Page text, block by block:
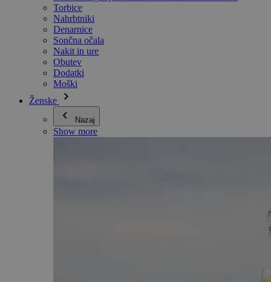
Torbice
Nahrbtniki
Denarnice
Sončna očala
Nakit in ure
Obutev
Dodatki
Moški
Ženske
Nazaj
Show more